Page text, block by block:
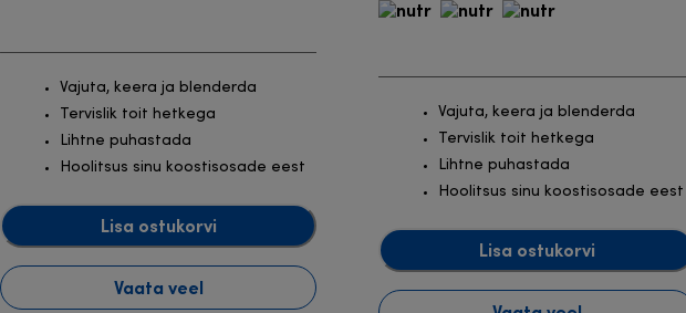
Vajuta, keera ja blenderda
Tervislik toit hetkega
Lihtne puhastada
Hoolitsus sinu koostisosade eest
Lisa ostukorvi
Vaata veel
Vajuta, keera ja blenderda
Tervislik toit hetkega
Lihtne puhastada
Hoolitsus sinu koostisosade eest
Lisa ostukorvi